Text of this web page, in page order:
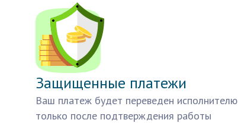
Защищенные платежи
Ваш платеж будет переведен исполнителю
только после подтверждения работы